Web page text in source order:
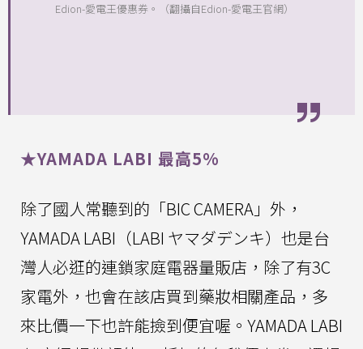
Edion-愛電王優惠券。（翻攝自Edion-愛電王官網）
★YAMADA LABI 最高5%
除了國人常聽到的「BIC CAMERA」外，
YAMADA LABI（LABI ヤマダデンキ）也是台
灣人必逛的連鎖家庭電器量販店，除了有3C
家電外，也會在該店買到藥妝相關產品，多
來比價一下也許能撿到便宜喔。YAMADA LABI